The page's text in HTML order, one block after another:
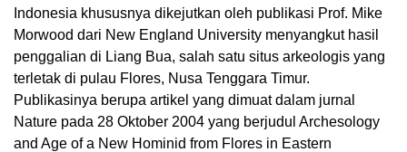
Indonesia khususnya dikejutkan oleh publikasi Prof. Mike
Morwood dari New England University menyangkut hasil
penggalian di Liang Bua, salah satu situs arkeologis yang
terletak di pulau Flores, Nusa Tenggara Timur.
Publikasinya berupa artikel yang dimuat dalam jurnal
Nature pada 28 Oktober 2004 yang berjudul Archesology
and Age of a New Hominid from Flores in Eastern